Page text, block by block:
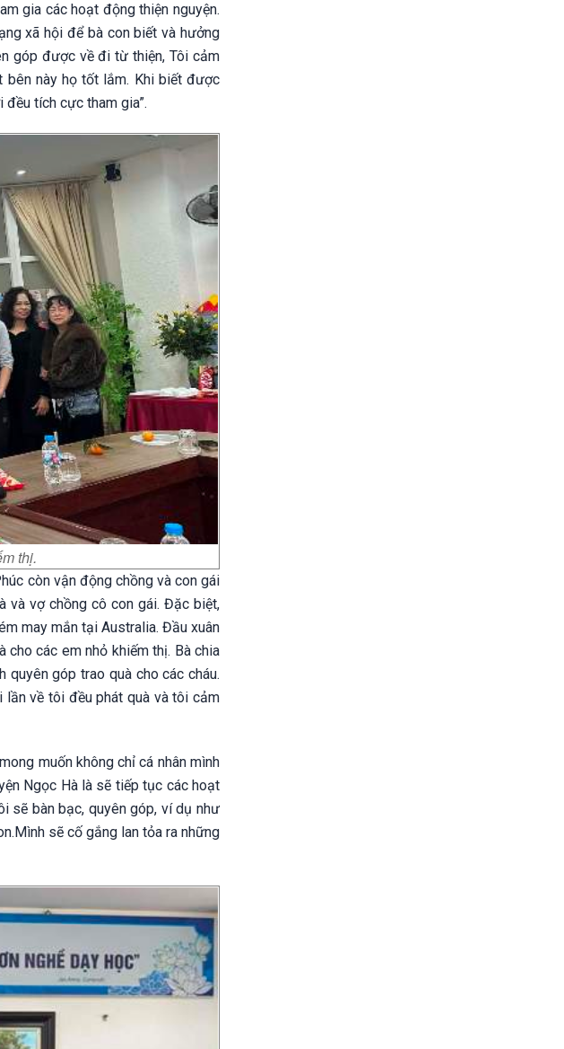
gia các hoạt động thiện nguyện.
xã hội để bà con biết và hưởng
góp được về đi từ thiện, Tôi cảm
bên này họ tốt lắm. Khi biết được
tích cực tham gia”.
thị.
còn vận động chồng và con gái
và vợ chồng cô con gái. Đặc biệt,
may mắn tại Australia. Đầu xuân
cho các em nhỏ khiếm thị. Bà chia
quyên góp trao quà cho các cháu.
về tôi đều phát quà và tôi cảm
muốn không chỉ cá nhân mình
Ngọc Hà là sẽ tiếp tục các hoạt
sẽ bàn bạc, quyên góp, ví dụ như
sẽ cố gắng lan tỏa ra những